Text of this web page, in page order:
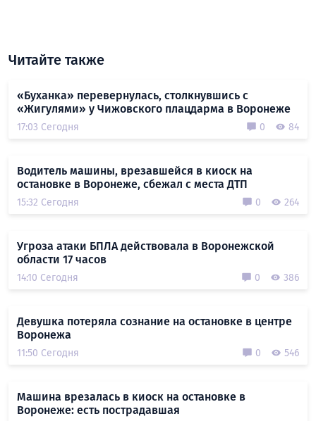
Читайте также
«Буханка» перевернулась, столкнувшись с
«Жигулями» у Чижовского плацдарма в Воронеже
17:03 Сегодня 0 84
Водитель машины, врезавшейся в киоск на
остановке в Воронеже, сбежал с места ДТП
15:32 Сегодня 0 264
Угроза атаки БПЛА действовала в Воронежской
области 17 часов
14:10 Сегодня 0 386
Девушка потеряла сознание на остановке в центре
Воронежа
11:50 Сегодня 0 546
Машина врезалась в киоск на остановке в
Воронеже: есть пострадавшая